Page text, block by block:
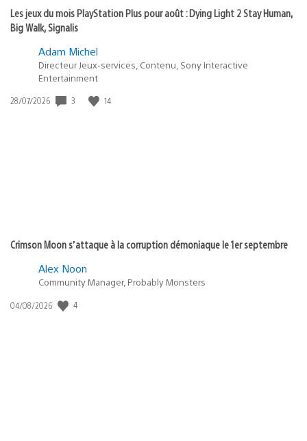
Les jeux du mois PlayStation Plus pour août : Dying Light 2 Stay Human,
Big Walk, Signalis
Adam Michel
Directeur Jeux-services, Contenu, Sony Interactive
Entertainment
Date
28/07/2026 3 14
Crimson Moon s’attaque à la corruption démoniaque le 1er septembre
Alex Noon
Community Manager, Probably Monsters
Date
04/08/2026 4